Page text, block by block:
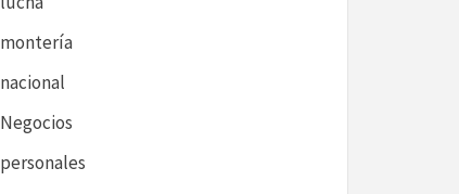
montería
nacional
Negocios
personales